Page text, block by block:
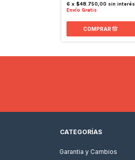
6 x $48.750,00 sin interés
Envío Gratis
CATEGORÍAS
Garantia y Cambios